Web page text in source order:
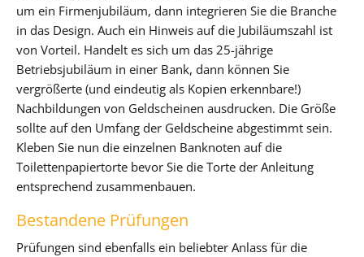
um ein Firmenjubiläum, dann integrieren Sie die Branche
in das Design. Auch ein Hinweis auf die Jubiläumszahl ist
von Vorteil. Handelt es sich um das 25-jährige
Betriebsjubiläum in einer Bank, dann können Sie
vergrößerte (und eindeutig als Kopien erkennbare!)
Nachbildungen von Geldscheinen ausdrucken. Die Größe
sollte auf den Umfang der Geldscheine abgestimmt sein.
Kleben Sie nun die einzelnen Banknoten auf die
Toilettenpapiertorte bevor Sie die Torte der Anleitung
entsprechend zusammenbauen.
Bestandene Prüfungen
Prüfungen sind ebenfalls ein beliebter Anlass für die